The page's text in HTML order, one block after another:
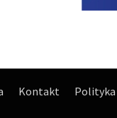
Kontakt